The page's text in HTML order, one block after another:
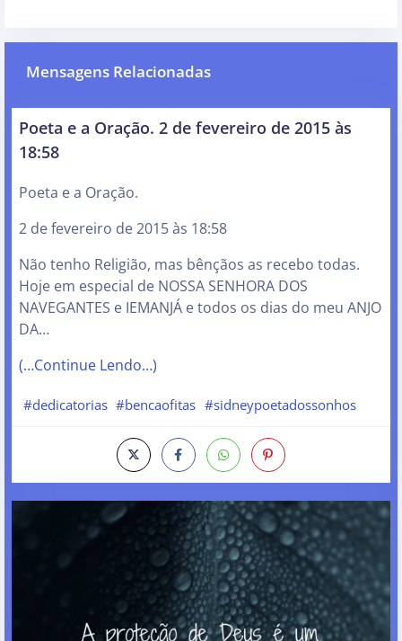
Mensagens Relacionadas
Poeta e a Oração. 2 de fevereiro de 2015 às
18:58
Poeta e a Oração.
2 de fevereiro de 2015 às 18:58
Não tenho Religião, mas bênçãos as recebo todas.
Hoje em especial de NOSSA SENHORA DOS
NAVEGANTES e IEMANJÁ e todos os dias do meu ANJO
DA…
(…Continue Lendo…)
#dedicatorias #bencaofitas #sidneypoetadossonhos